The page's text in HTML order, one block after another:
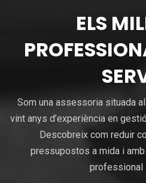
ELS
Som una assessoria situada
vint anys d’experiència en
Descobreix com reduir
pressupostos a mida i amb
professional